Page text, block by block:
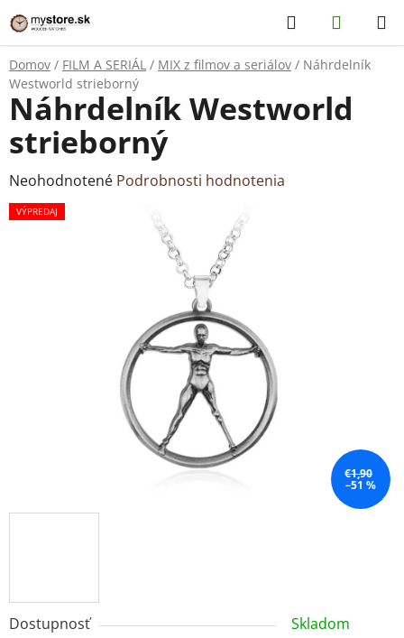
Prejsť
na
obsah
Hľadať
KOŠÍK
Domov / FILM A SERIÁL / MIX z filmov a seriálov / Náhrdelník
Westworld strieborný
Dostupnosť
Skladom
Náhrdelník Westworld
strieborný
Priemerné
hodnotenie
Neohodnotené Podrobnosti hodnotenia
VÝPREDAJ
€1,90
–51 %